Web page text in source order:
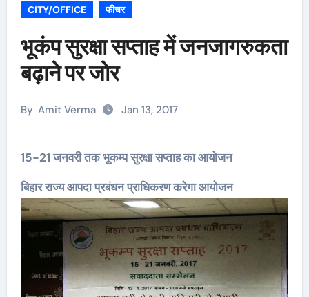
CITY/OFFICE फीचर
भूकंप सुरक्षा सप्ताह में जनजागरुकता
बढ़ाने पर जोर
By Amit Verma Jan 13, 2017
15-21 जनवरी तक भूकम्प सुरक्षा सप्ताह का आयोजन
बिहार राज्य आपदा प्रबंधन प्राधिकरण करेगा आयोजन